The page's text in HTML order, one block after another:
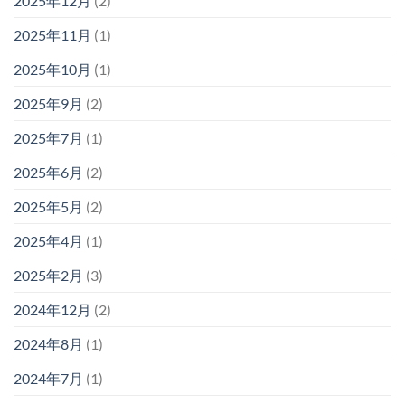
2025年11月 (1)
2025年10月 (1)
2025年9月 (2)
2025年7月 (1)
2025年6月 (2)
2025年5月 (2)
2025年4月 (1)
2025年2月 (3)
2024年12月 (2)
2024年8月 (1)
2024年7月 (1)